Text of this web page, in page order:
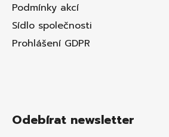
Podmínky akcí
Sídlo společnosti
Prohlášení GDPR
Odebírat newsletter